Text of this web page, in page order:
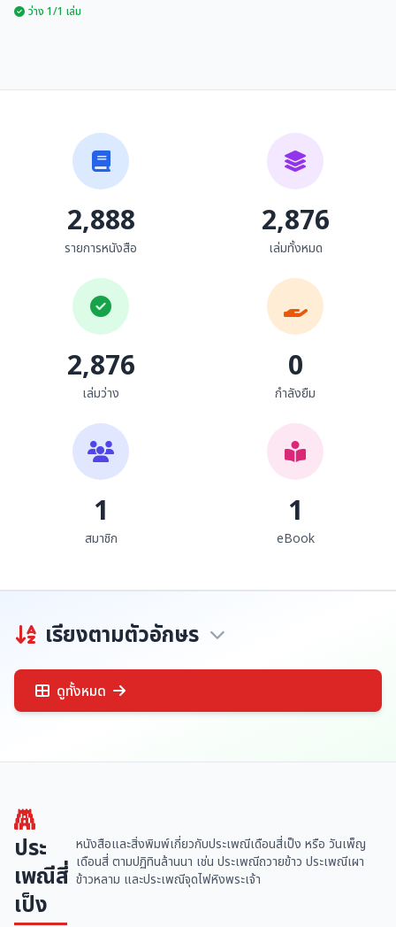
จิรศักดิ์ เดชวงศ์ญา
ว่าง 1/1 เล่ม
2,888
รายการหนังสือ
2,876
เล่มทั้งหมด
2,876
เล่มว่าง
0
กำลังยืม
1
สมาชิก
1
eBook
เรียงตามตัวอักษร
ดูทั้งหมด
ประ
เพณีสี่
เป็ง
หนังสือและสิ่งพิมพ์เกี่ยวกับประเพณีเดือนสี่เป็ง หรือ วันเพ็ญ
เดือนสี่ ตามปฏิทินล้านนา เช่น ประเพณีถวายข้าว ประเพณีเผา
ข้าวหลาม และประเพณีจุดไฟหิงพระเจ้า